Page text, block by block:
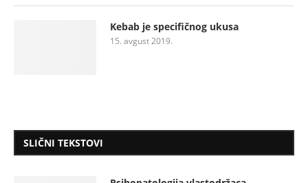
Kebab je specifičnog ukusa
15. avgust 2019.
SLIČNI TEKSTOVI